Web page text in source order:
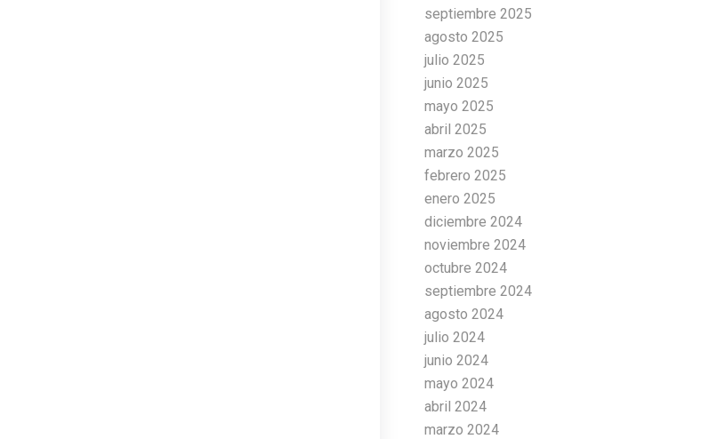
septiembre 2025
agosto 2025
julio 2025
junio 2025
mayo 2025
abril 2025
marzo 2025
febrero 2025
enero 2025
diciembre 2024
noviembre 2024
octubre 2024
septiembre 2024
agosto 2024
julio 2024
junio 2024
mayo 2024
abril 2024
marzo 2024